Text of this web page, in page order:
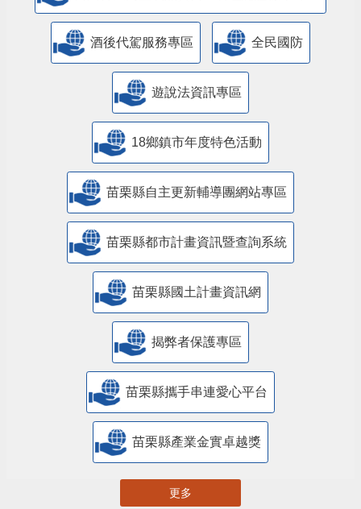
酒後代駕服務專區 全民國防
遊說法資訊專區
18鄉鎮市年度特色活動
苗栗縣自主更新輔導團網站專區
苗栗縣都市計畫資訊暨查詢系統
苗栗縣國土計畫資訊網
揭弊者保護專區
苗栗縣攜手串連愛心平台
苗栗縣產業金實卓越獎
更多